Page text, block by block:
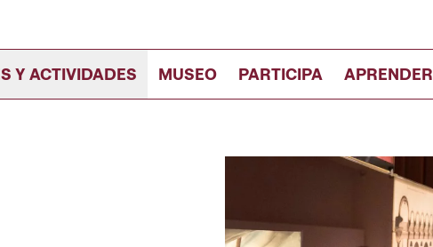
Y ACTIVIDADES MUSEO PARTICIPA APRENDER